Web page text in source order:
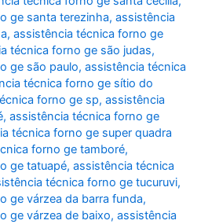
ge santa terezinha,assistência
,assistência técnica forno ge
técnica forno ge são judas,
ge são paulo,assistência técnica
técnica forno ge sítio do
forno ge sp,assistência
,assistência técnica forno ge
técnica forno ge super quadra
forno ge tamboré,
ge tatuapé,assistência técnica
técnica forno ge tucuruvi,
ge várzea da barra funda,
ge várzea de baixo,assistência